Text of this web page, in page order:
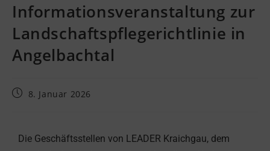
Informationsveranstaltung zur
Landschaftspflegerichtlinie in
Angelbachtal
8. Januar 2026
Die Geschäftsstellen von LEADER Kraichgau, dem